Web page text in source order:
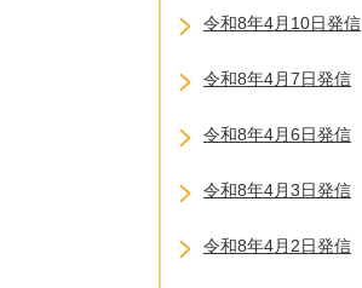
令和8年4月10日発信
令和8年4月7日発信
令和8年4月6日発信
令和8年4月3日発信
令和8年4月2日発信